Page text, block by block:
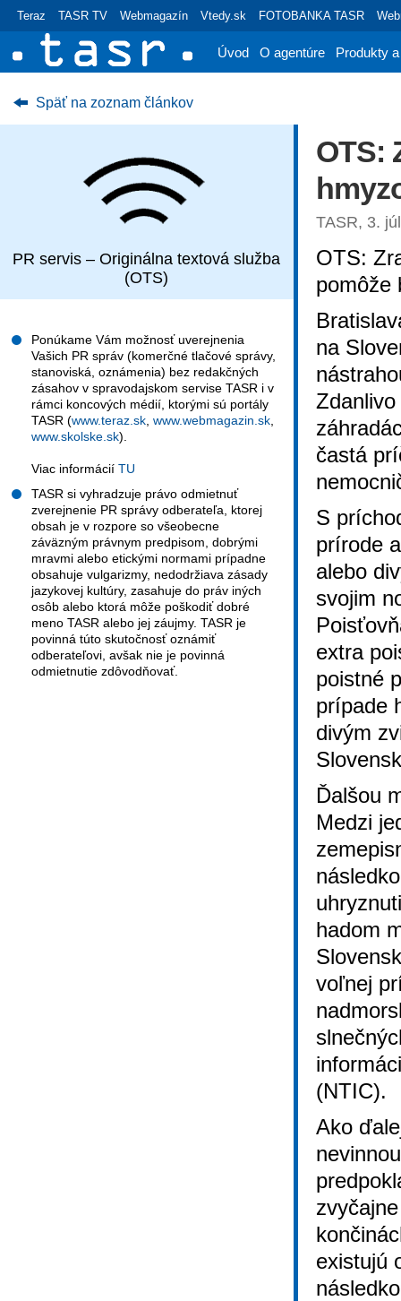
Teraz TASR TV Webmagazín Vtedy.sk FOTOBANKA TASR
Úvod O agentúre Produkty
Späť na zoznam článkov
PR servis – Originálna textová služba
(OTS)
Ponúkame Vám možnosť uverejnenia
Vašich PR správ (komerčné tlačové správy,
stanoviská, oznámenia) bez redakčných
zásahov v spravodajskom servise TASR i v
rámci koncových médií, ktorými sú portály
TASR (www.teraz.sk www.webmagazin.sk
www.skolske.sk).
Viac informácií TU
TASR si vyhradzuje právo odmietnuť
zverejnenie PR správy odberateľa, ktorej
obsah je v rozpore so všeobecne
záväzným právnym predpisom, dobrými
mravmi alebo etickými normami prípadne
obsahuje vulgarizmy, nedodržiava zásady
jazykovej kultúry, zasahuje do práv iných
osôb alebo ktorá môže poškodiť dobré
meno TASR alebo jej záujmy. TASR je
povinná túto skutočnosť oznámiť
odberateľovi, avšak nie je povinná
odmietnutie zdôvodňovať.
OTS:
TASR, 3.
OTS:
pomôže
na
častá
S
prírode
alebo
svojim
extra
poistné
prípade
divým
Ďalšou
Medzi
hadom
voľnej
(NTIC).
Ako
existujú